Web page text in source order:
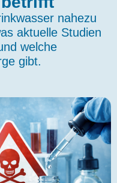
nahezu
aktuelle Studien
welche
gibt.